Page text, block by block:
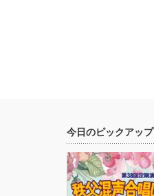
今日のピックアップ